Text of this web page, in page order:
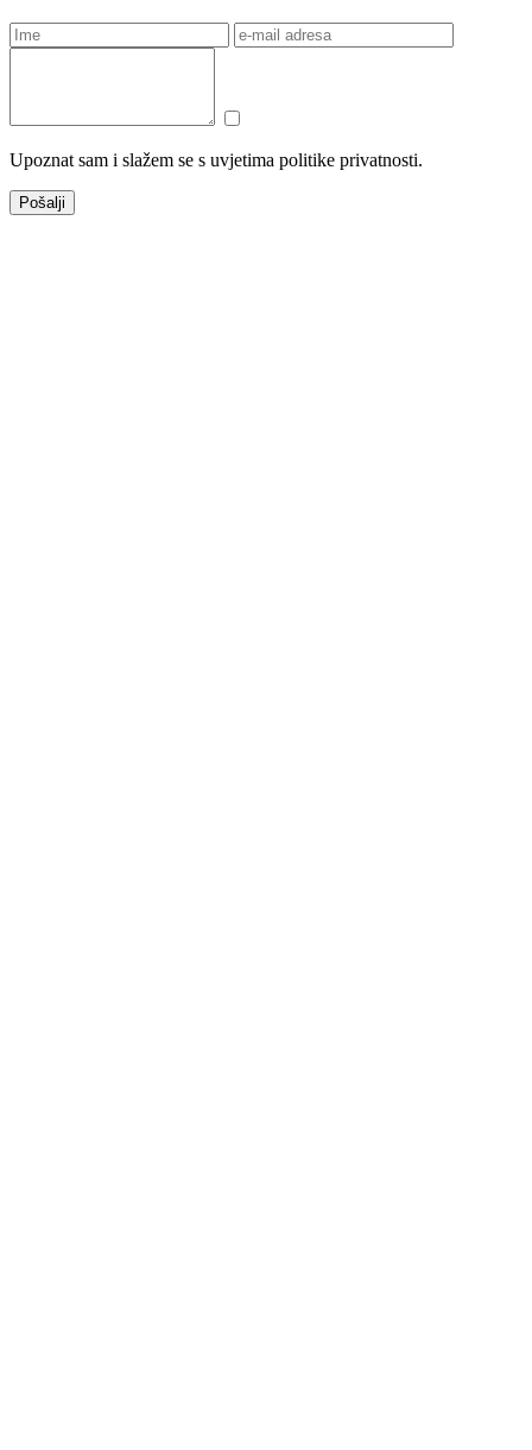
Upoznat sam i slažem se s uvjetima politike privatnosti.
Pošalji